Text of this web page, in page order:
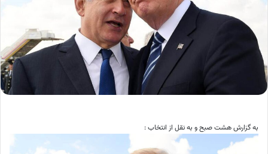
به گزارش هشت صبح و به نقل از انتخاب :